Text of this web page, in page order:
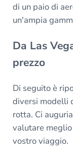
di un paio di
un'ampia
Da Las
prezzo
Di seguito è
diversi modelli
rotta. Ci
valutare
vostro viaggio.